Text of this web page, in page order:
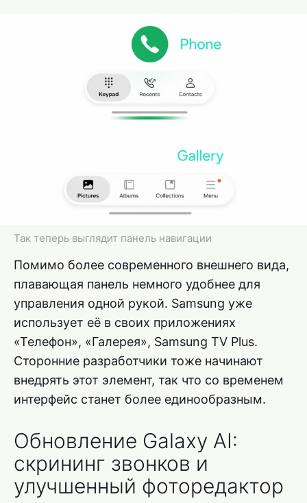
Так теперь выглядит панель навигации
Помимо более современного внешнего вида,
плавающая панель немного удобнее для
управления одной рукой. Samsung уже
использует её в своих приложениях
«Телефон», «Галерея», Samsung TV Plus.
Сторонние разработчики тоже начинают
внедрять этот элемент, так что со временем
интерфейс станет более единообразным.
Обновление Galaxy AI:
скрининг звонков и
улучшенный фоторедактор